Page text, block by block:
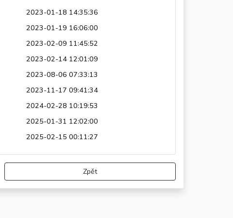
2023-01-18 14:35:36
2023-01-19 16:06:00
2023-02-09 11:45:52
2023-02-14 12:01:09
2023-08-06 07:33:13
2023-11-17 09:41:34
2024-02-28 10:19:53
2025-01-31 12:02:00
2025-02-15 00:11:27
Zpět